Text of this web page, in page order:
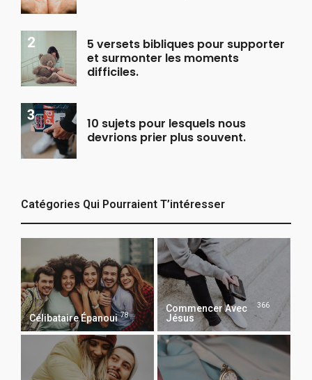
5 versets bibliques pour supporter
et surmonter les moments
difficiles.
10 sujets pour lesquels nous
devrions prier plus souvent.
Catégories Qui Pourraient T’intéresser
Célibataire Épanoui 78
Commencer Avec
Jésus
366